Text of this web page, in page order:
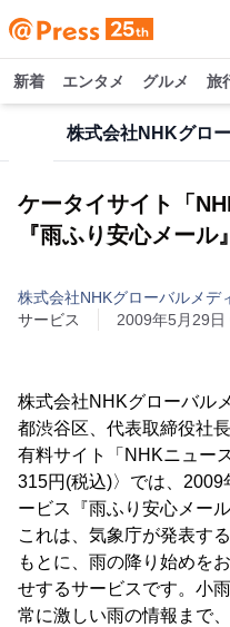
新着 エンタメ グルメ 旅
ケータイサイト「
『雨ふり安心メー
株式会社NHKグローバルメデ
サービス
2009年5月29日
株式会社NHKグローバル
都渋谷区、代表取締役社
有料サイト「NHKニュー
315円(税込)〉では、
ービス『雨ふり安心メー
これは、気象庁が発表す
もとに、雨の降り始めを
せするサービスです。小
常に激しい雨の情報まで